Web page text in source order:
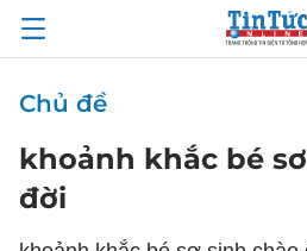
Chủ đề
khoảnh khắc bé
đời